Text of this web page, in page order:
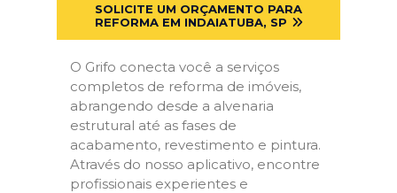
SOLICITE UM ORÇAMENTO PARA
REFORMA EM INDAIATUBA, SP
O Grifo conecta você a serviços
completos de reforma de imóveis,
abrangendo desde a alvenaria
estrutural até as fases de
acabamento, revestimento e pintura.
Através do nosso aplicativo, encontre
profissionais experientes e